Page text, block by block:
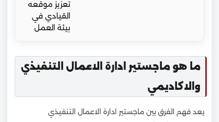
تعزيز موقعه
القيادي في
بيئة العمل
ما هو ماجستير ادارة الاعمال التنفيذي
والاكاديمي
يعد فهم الفرق بين ماجستير ادارة الاعمال التنفيذي